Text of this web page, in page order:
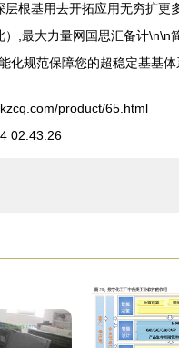
根基用去开拓应用无穷扩
,最大力量网国思汇备计
化规范保障您的超稳定基基
product/65.html
02:43:26